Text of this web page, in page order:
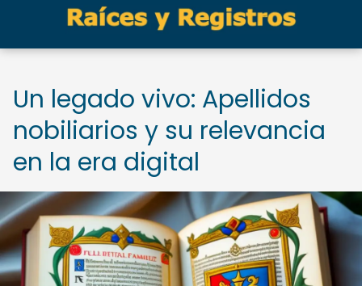
Un legado vivo: Apellidos
nobiliarios y su relevancia
en la era digital